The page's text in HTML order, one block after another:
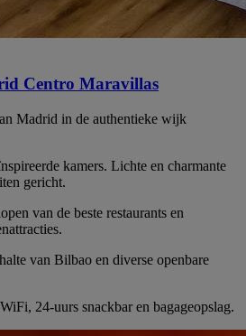
Centro Maravillas
Madrid in de authentieke wijk
kamers. Lichte en charmante
gericht.
van de beste restaurants en
van Bilbao en diverse openbare
24-uurs snackbar en bagageopslag.